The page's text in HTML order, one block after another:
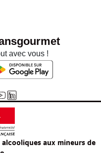
avec vous !
aux mineurs de